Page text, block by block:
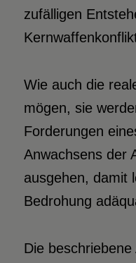
zufälligen
Wie auch die
mögen, sie
Forderungen
Anwachsens der
ausgehen, damit
Bedrohung
Die